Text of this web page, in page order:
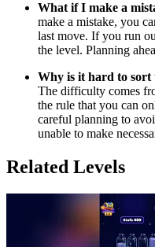
What if I make a
make a mistake, you
last move. If you run
the level. Planning
Why is it hard to sort
The difficulty comes
the rule that you can
careful planning to
unable to make
Related Levels